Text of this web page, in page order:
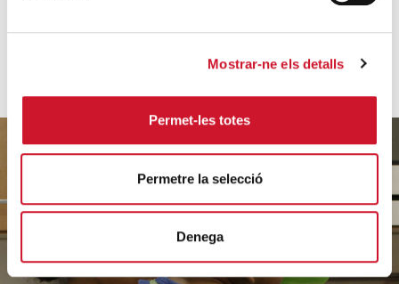
Mostrar-ne els detalls
Permet-les totes
Permetre la selecció
Denega
Ajuda'ns
a ajudar